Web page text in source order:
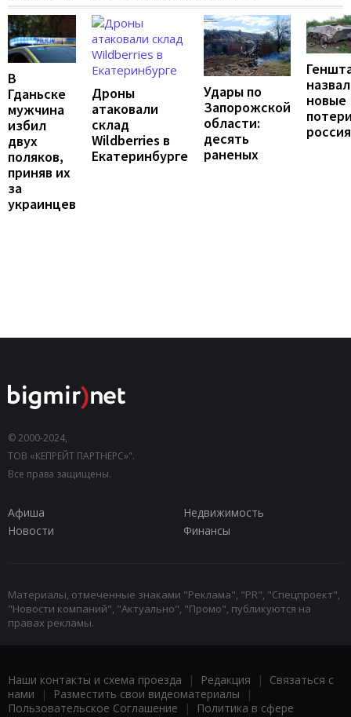
В
Гданьске
мужчина
избил
двух
поляков,
приняв их
за
украинцев
Дроны
атаковали
склад
Wildberries в
Екатеринбурге
Удары по
Запорожской
области:
десять
раненых
назвал
новые
© 2000-2024,
ТОВ «КЕПРЕЙТ ПАРТНЕРС»".
Все права защищены.
Афиша
Недвижимость
Новости
Финансы
Материалы, отмеченные знаками "Реклама", "PR", "Спецпроект",
"Новости компаний", "Актуально", "Промо", публикуются на
правах рекламы.
Наши контакты и схема проезда | Редакция | Связаться с
нами | Разместить свои видеоматериалы |
Пользовательское Соглашение |
Политика в сфере